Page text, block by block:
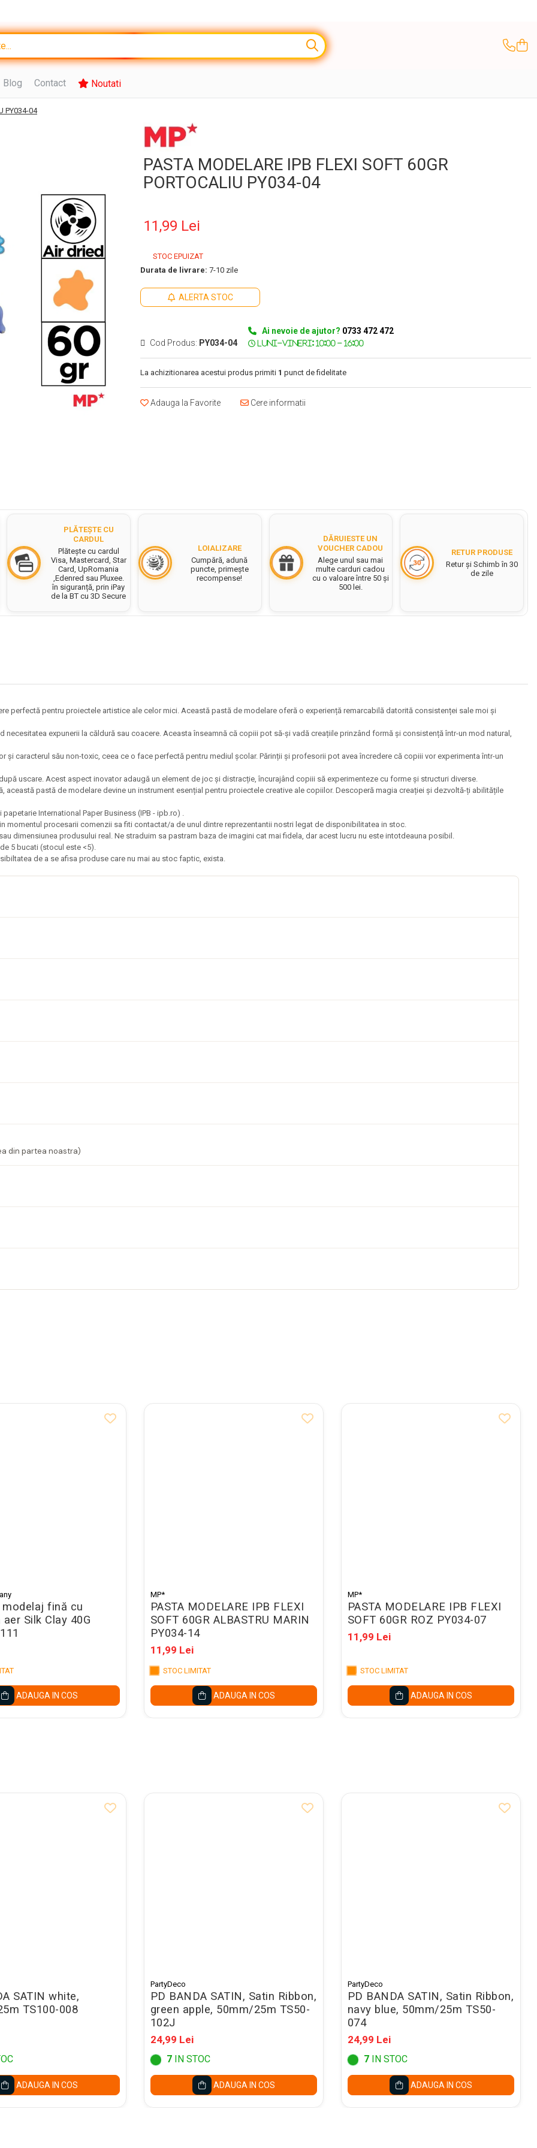
Blog Contact Noutati
PY034-04
PASTA MODELARE IPB FLEXI SOFT 60GR
PORTOCALIU PY034-04
11,99 Lei
STOC EPUIZAT
Durata de livrare: 7-10 zile
ALERTA STOC
Cod Produs: PY034-04
Ai nevoie de ajutor? 0733 472 472
La achizitionarea acestui produs primiti 1 punct de fidelitate
Adauga la Favorite Cere informatii
PLĂTEȘTE CU
CARDUL
Plătește cu cardul
Visa, Mastercard, Star
Card, UpRomania
,Edenred sau Pluxee.
în siguranță, prin iPay
de la BT cu 3D Secure
LOIALIZARE
Cumpără, adună
puncte, primește
recompense!
DĂRUIESTE UN
VOUCHER CADOU
Alege unul sau mai
multe carduri cadou
cu o valoare între 50 și
500 lei.
RETUR PRODUSE
Retur și Schimb în 30
de zile
perfectă pentru proiectele artistice ale celor mici. Această pastă de modelare oferă o experiență remarcabilă datorită consistenței sale moi și
necesitatea expunerii la căldură sau coacere. Aceasta înseamnă că copiii pot să-și vadă creațiile prinzând formă și consistență într-un mod natural,
caracterul său non-toxic, ceea ce o face perfectă pentru mediul școlar. Părinții și profesorii pot avea încredere că copiii vor experimenta într-un
uscare. Acest aspect inovator adaugă un element de joc și distracție, încurajând copiii să experimenteze cu forme și structuri diverse.
această pastă de modelare devine un instrument esențial pentru proiectele creative ale copiilor. Descoperă magia creației și dezvoltă-ți abilitățile
International Paper Business (IPB - ipb.ro) .
momentul procesarii comenzii sa fiti contactat/a de unul dintre reprezentantii nostri legat de disponibilitatea in stoc.
dimensiunea produsului real. Ne straduim sa pastram baza de imagini cat mai fidela, dar acest lucru nu este intotdeauna posibil.
5 bucati (stocul este <5).
de a se afisa produse care nu mai au stoc faptic, exista.
din partea noastra)
modelaj fină cu
Silk Clay 40G
ADAUGA IN COS
MP*
PASTA MODELARE IPB FLEXI
SOFT 60GR ALBASTRU MARIN
PY034-14
11,99 Lei
STOC LIMITAT
ADAUGA IN COS
MP*
PASTA MODELARE IPB FLEXI
SOFT 60GR ROZ PY034-07
11,99 Lei
STOC LIMITAT
ADAUGA IN COS
SATIN white,
TS100-008
ADAUGA IN COS
PartyDeco
PD BANDA SATIN, Satin Ribbon,
green apple, 50mm/25m TS50-
102J
24,99 Lei
7IN STOC
ADAUGA IN COS
PartyDeco
PD BANDA SATIN, Satin Ribbon,
navy blue, 50mm/25m TS50-
074
24,99 Lei
7IN STOC
ADAUGA IN COS